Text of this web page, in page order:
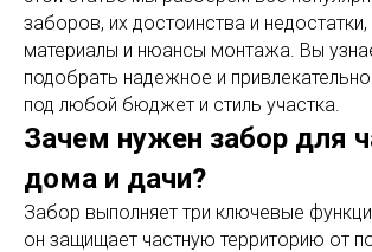
заборов, их достоинства и
материалы и нюансы монтажа. Вы
подобрать надежное и
под любой бюджет и стиль участка.
Зачем нужен забор для
дома и дачи?
Забор выполняет три ключевые
он защищает частную территорию от